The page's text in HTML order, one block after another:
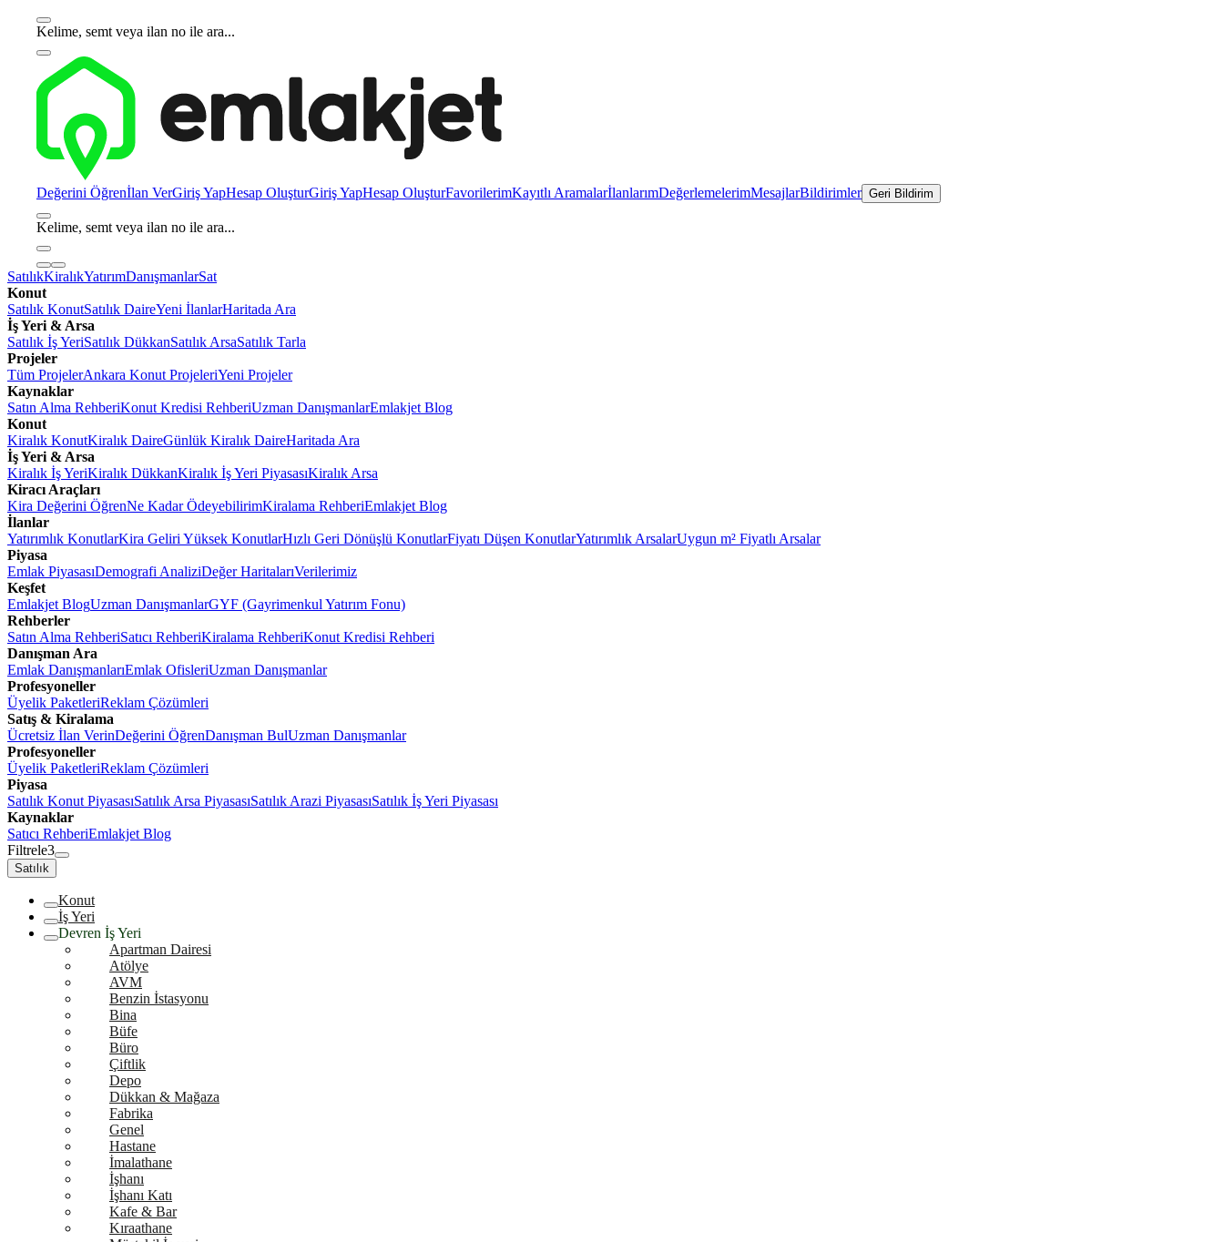
Kelime, semt veya ilan no ile ara...
Değerini Öğrenİlan VerGiriş YapHesap OluşturGiriş YapHesap OluşturFavorilerimKayıtlı AramalarİlanlarımDeğerlemelerimMesajlarBildirimler Geri Bildirim
Kelime, semt veya ilan no ile ara...
SatılıkKiralıkYatırımDanışmanlarSat
Konut
Satılık KonutSatılık DaireYeni İlanlarHaritada Ara
İş Yeri & Arsa
Satılık İş YeriSatılık DükkanSatılık ArsaSatılık Tarla
Projeler
Tüm ProjelerAnkara Konut ProjeleriYeni Projeler
Kaynaklar
Satın Alma RehberiKonut Kredisi RehberiUzman DanışmanlarEmlakjet Blog
Konut
Kiralık KonutKiralık DaireGünlük Kiralık DaireHaritada Ara
İş Yeri & Arsa
Kiralık İş YeriKiralık DükkanKiralık İş Yeri PiyasasıKiralık Arsa
Kiracı Araçları
Kira Değerini ÖğrenNe Kadar ÖdeyebilirimKiralama RehberiEmlakjet Blog
İlanlar
Yatırımlık KonutlarKira Geliri Yüksek KonutlarHızlı Geri Dönüşlü KonutlarFiyatı Düşen KonutlarYatırımlık ArsalarUygun m² Fiyatlı Arsalar
Piyasa
Emlak PiyasasıDemografi AnaliziDeğer HaritalarıVerilerimiz
Keşfet
Emlakjet BlogUzman DanışmanlarGYF (Gayrimenkul Yatırım Fonu)
Rehberler
Satın Alma RehberiSatıcı RehberiKiralama RehberiKonut Kredisi Rehberi
Danışman Ara
Emlak DanışmanlarıEmlak OfisleriUzman Danışmanlar
Profesyoneller
Üyelik PaketleriReklam Çözümleri
Satış & Kiralama
Ücretsiz İlan VerinDeğerini ÖğrenDanışman BulUzman Danışmanlar
Profesyoneller
Üyelik PaketleriReklam Çözümleri
Piyasa
Satılık Konut PiyasasıSatılık Arsa PiyasasıSatılık Arazi PiyasasıSatılık İş Yeri Piyasası
Kaynaklar
Satıcı RehberiEmlakjet Blog
Filtrele3
Satılık
Konut
İş Yeri
Devren İş Yeri
Apartman Dairesi
Atölye
AVM
Benzin İstasyonu
Bina
Büfe
Büro
Çiftlik
Depo
Dükkan & Mağaza
Fabrika
Genel
Hastane
İmalathane
İşhanı
İşhanı Katı
Kafe & Bar
Kıraathane